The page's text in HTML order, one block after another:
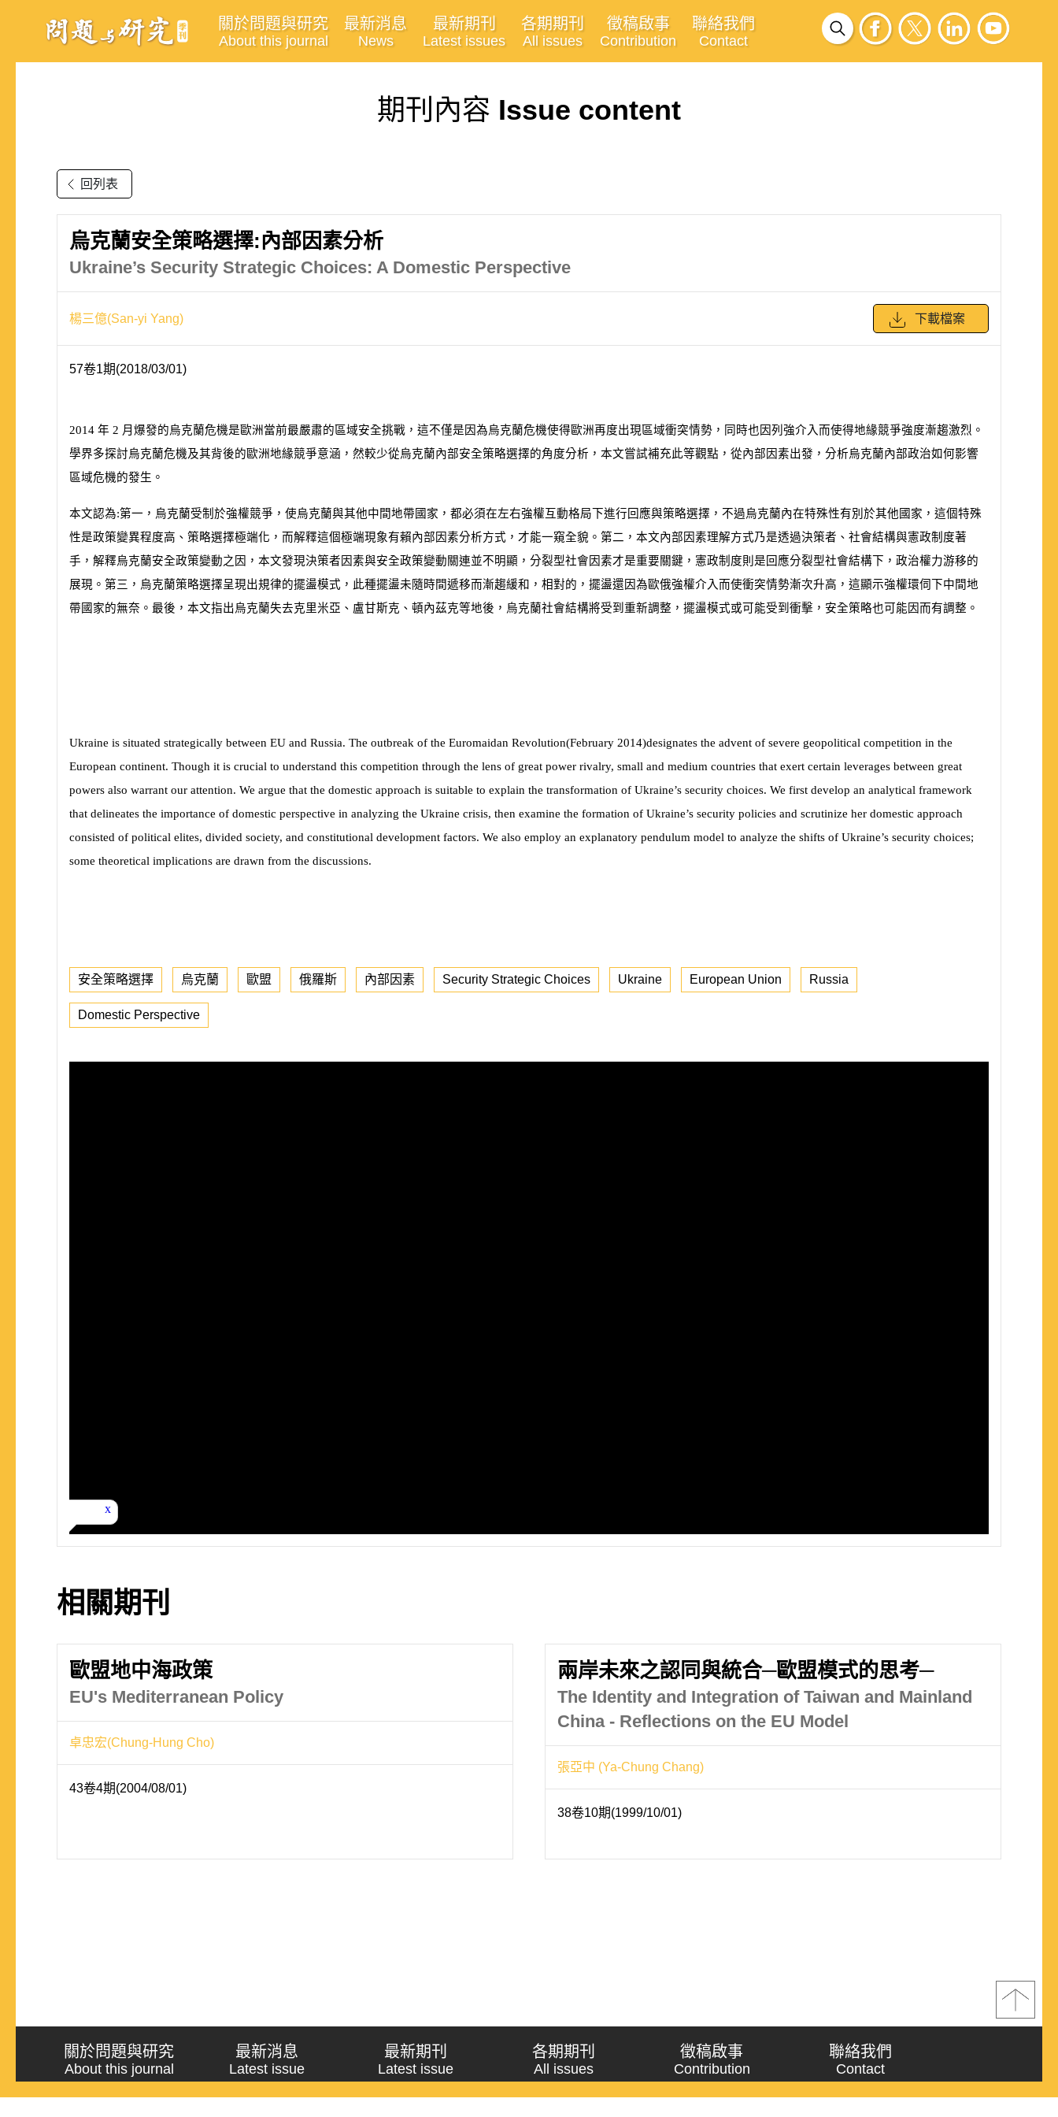
關於問題與研究
About this journal
最新消息
News
最新期刊
Latest issues
各期期刊
All issues
徵稿啟事
Contribution
聯絡我們
Contact
期刊內容 Issue content
回列表
烏克蘭安全策略選擇:內部因素分析
Ukraine’s Security Strategic Choices: A Domestic Perspective
楊三億(San-yi Yang) 下載檔案
57卷1期(2018/03/01)
2014 年 2 月爆發的烏克蘭危機是歐洲當前最嚴肅的區域安全挑戰，這不僅是因為烏克蘭危機使得歐洲再度出現區域衝突情勢，同時也因列強介入而使得地緣競爭強度漸趨激烈。
學界多探討烏克蘭危機及其背後的歐洲地緣競爭意涵，然較少從烏克蘭內部安全策略選擇的角度分析，本文嘗試補充此等觀點，從內部因素出發，分析烏克蘭內部政治如何影響
區域危機的發生。
本文認為:第一，烏克蘭受制於強權競爭，使烏克蘭與其他中間地帶國家，都必須在左右強權互動格局下進行回應與策略選擇，不過烏克蘭內在特殊性有別於其他國家，這個特殊
性是政策變異程度高、策略選擇極端化，而解釋這個極端現象有賴內部因素分析方式，才能一窺全貌。第二，本文內部因素理解方式乃是透過決策者、社會結構與憲政制度著
手，解釋烏克蘭安全政策變動之因，本文發現決策者因素與安全政策變動關連並不明顯，分裂型社會因素才是重要關鍵，憲政制度則是回應分裂型社會結構下，政治權力游移的
展現。第三，烏克蘭策略選擇呈現出規律的擺盪模式，此種擺盪未隨時間遞移而漸趨緩和，相對的，擺盪還因為歐俄強權介入而使衝突情勢漸次升高，這顯示強權環伺下中間地
帶國家的無奈。最後，本文指出烏克蘭失去克里米亞、盧甘斯克、頓內茲克等地後，烏克蘭社會結構將受到重新調整，擺盪模式或可能受到衝擊，安全策略也可能因而有調整。
Ukraine is situated strategically between EU and Russia. The outbreak of the Euromaidan Revolution(February 2014)designates the advent of severe geopolitical competition in the
European continent. Though it is crucial to understand this competition through the lens of great power rivalry, small and medium countries that exert certain leverages between great
powers also warrant our attention. We argue that the domestic approach is suitable to explain the transformation of Ukraine’s security choices. We first develop an analytical framework
that delineates the importance of domestic perspective in analyzing the Ukraine crisis, then examine the formation of Ukraine’s security policies and scrutinize her domestic approach
consisted of political elites, divided society, and constitutional development factors. We also employ an explanatory pendulum model to analyze the shifts of Ukraine’s security choices;
some theoretical implications are drawn from the discussions.
安全策略選擇 烏克蘭 歐盟 俄羅斯 內部因素 Security Strategic Choices Ukraine European Union Russia
Domestic Perspective
相關期刊
歐盟地中海政策
EU's Mediterranean Policy
卓忠宏(Chung-Hung Cho)
43卷4期(2004/08/01)
兩岸未來之認同與統合─歐盟模式的思考─
The Identity and Integration of Taiwan and Mainland
China - Reflections on the EU Model
張亞中 (Ya-Chung Chang)
38卷10期(1999/10/01)
關於問題與研究
About this journal
最新消息
Latest issue
最新期刊
Latest issue
各期期刊
All issues
徵稿啟事
Contribution
聯絡我們
Contact